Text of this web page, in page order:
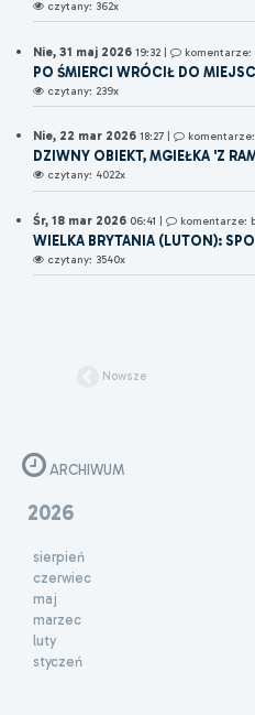
czytany: 362x
Nie, 31 maj 2026 19:32 | komentarze:
PO ŚMIERCI WRÓCIŁ DO
czytany: 239x
Nie, 22 mar 2026 18:27
DZIWNY OBIEKT, MGIEŁKA 'Z
czytany: 4022x
Śr, 18 mar 2026 06:41 komentarze:
WIELKA BRYTANIA (LUTON):
czytany: 3540x
Nowsze
ARCHIWUM
2026
sierpień
czerwiec
maj
marzec
luty
styczeń